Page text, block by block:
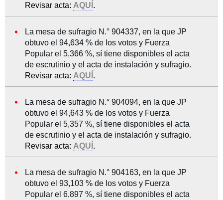
Revisar acta: AQUÍ .
La mesa de sufragio N.° 904337, en la que JP
obtuvo el 94,634 % de los votos y Fuerza
Popular el 5,366 %, sí tiene disponibles el acta
de escrutinio y el acta de instalación y sufragio.
Revisar acta: AQUÍ .
La mesa de sufragio N.° 904094, en la que JP
obtuvo el 94,643 % de los votos y Fuerza
Popular el 5,357 %, sí tiene disponibles el acta
de escrutinio y el acta de instalación y sufragio.
Revisar acta: AQUÍ .
La mesa de sufragio N.° 904163, en la que JP
obtuvo el 93,103 % de los votos y Fuerza
Popular el 6,897 %, sí tiene disponibles el acta